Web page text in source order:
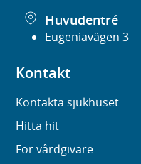
Huvudentré
Eugeniavägen 3
Kontakt
Kontakta sjukhuset
Hitta hit
För vårdgivare